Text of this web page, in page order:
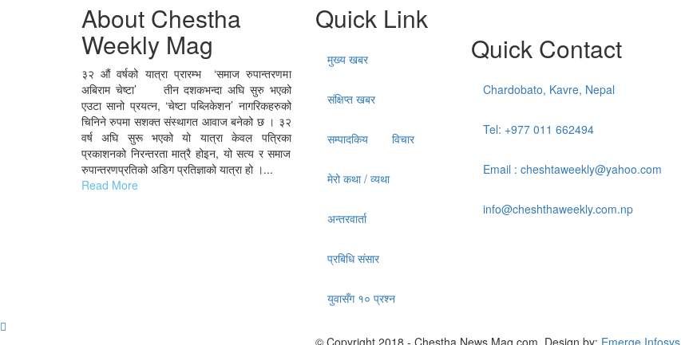
About Chestha
Weekly Mag
३२ औं वर्षको यात्रा प्रारम्भ ‘समाज रुपान्तरणमा
अबिराम चेष्टा’ तीन दशकभन्दा अघि सुरु भएको
एउटा सानो प्रयत्न, ‘चेष्टा पब्लिकेशन’ नागरिकहरुको
चिनिने रुपमा सशक्त संस्थागत आवाज बनेको छ । ३२
वर्ष अघि सुरू भएको यो यात्रा केवल पत्रिका
प्रकाशनको निरन्तरता मात्रै होइन, यो सत्य र समाज
रुपान्तरणप्रतिको अडिग प्रतिज्ञाको यात्रा हो ।...
Read More
Quick Link
मुख्य खबर
संक्षिप्त खबर
सम्पादकिय विचार
मेरो कथा / व्यथा
अन्तरवार्ता
प्रबिधि संसार
युवासँग १० प्रश्न
Quick Contact
Chardobato, Kavre, Nepal
Tel: +977 011 662494
Email : cheshtaweekly@yahoo.com
info@cheshthaweekly.com.np
© Copyright 2018 - Chestha News Mag.com. Design by: Emerge Infosys